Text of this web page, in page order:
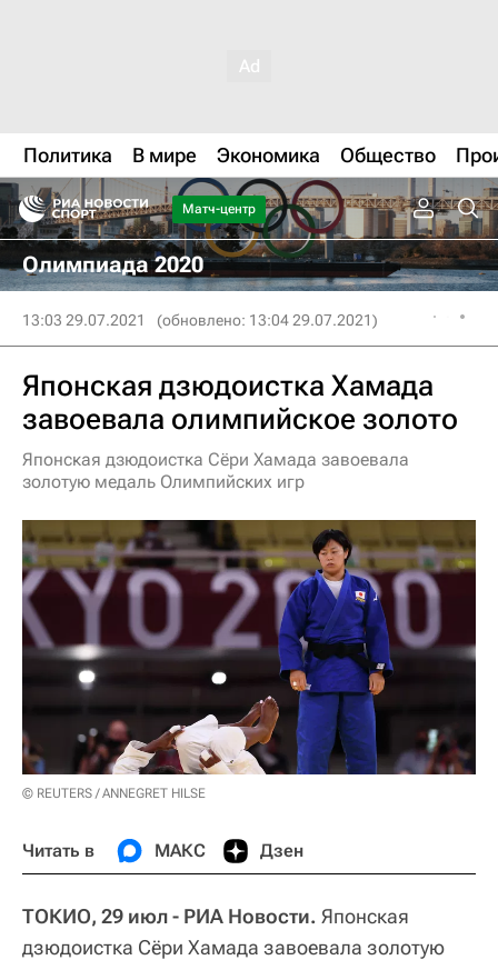
Политика В мире Экономика Общество
Матч-центр
Олимпиада 2020
13:03 29.07.2021 (обновлено: 13:04 29.07.2021)
Японская дзюдоистка Хамада
завоевала олимпийское золото
Японская дзюдоистка Сёри Хамада завоевала
золотую медаль Олимпийских игр
© REUTERS / ANNEGRET HILSE
Читать в МАКС Дзен
ТОКИО, 29 июл - РИА Новости. Японская
дзюдоистка Сёри Хамада завоевала золотую